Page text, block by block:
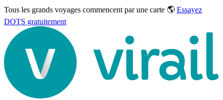
Tous les grands voyages commencent par une carte 🌎 Essayez
DOTS gratuitement